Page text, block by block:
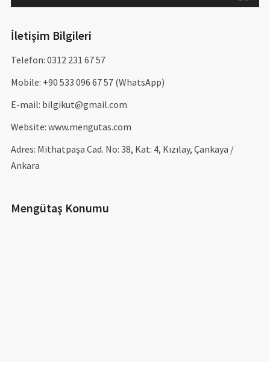
İletişim Bilgileri
Telefon: 0312 231 67 57
Mobile: +90 533 096 67 57 (WhatsApp)
E-mail: bilgikut@gmail.com
Website: www.mengutas.com
Adres: Mithatpaşa Cad. No: 38, Kat: 4, Kızılay, Çankaya /
Ankara
Mengütaş Konumu